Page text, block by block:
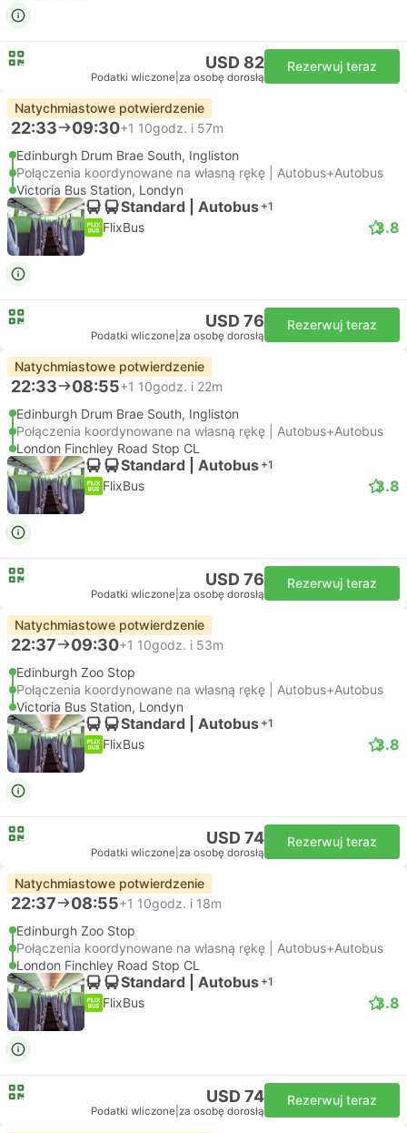
USD 82
Podatki wliczone za osobę dorosłą
Rezerwuj teraz
Natychmiastowe potwierdzenie
22:33 09:30+1 10godz. i 57m
Edinburgh Drum Brae South, Ingliston
Połączenia koordynowane na własną rękę | Autobus+Autobus
Victoria Bus Station, Londyn
Standard | Autobus +1
FlixBus 3.8
USD 76
Podatki wliczone za osobę dorosłą
Rezerwuj teraz
Natychmiastowe potwierdzenie
22:33 08:55+1 10godz. i 22m
Edinburgh Drum Brae South, Ingliston
Połączenia koordynowane na własną rękę | Autobus+Autobus
London Finchley Road Stop CL
Standard | Autobus +1
FlixBus 3.8
USD 76
Podatki wliczone za osobę dorosłą
Rezerwuj teraz
Natychmiastowe potwierdzenie
22:37 09:30+1 10godz. i 53m
Edinburgh Zoo Stop
Połączenia koordynowane na własną rękę | Autobus+Autobus
Victoria Bus Station, Londyn
Standard | Autobus +1
FlixBus 3.8
USD 74
Podatki wliczone za osobę dorosłą
Rezerwuj teraz
Natychmiastowe potwierdzenie
22:37 08:55+1 10godz. i 18m
Edinburgh Zoo Stop
Połączenia koordynowane na własną rękę | Autobus+Autobus
London Finchley Road Stop CL
Standard | Autobus +1
FlixBus 3.8
USD 74
Podatki wliczone za osobę dorosłą
Rezerwuj teraz